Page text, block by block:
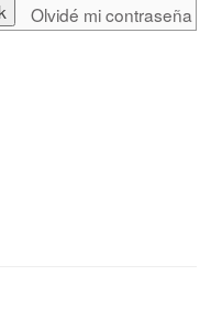
Olvidé mi contraseña